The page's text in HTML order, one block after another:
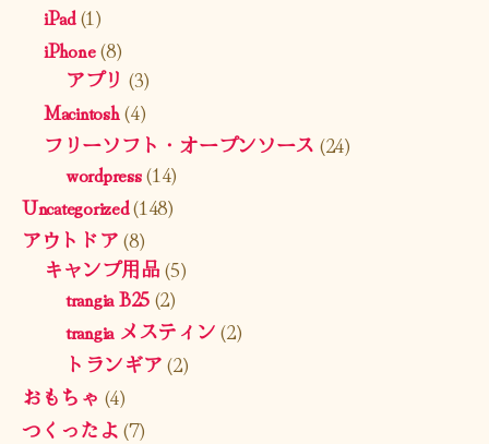
iPad(1)
iPhone(8)
アプリ (3)
Macintosh(4)
フリーソフト・オープンソース (24)
wordpress(14)
Uncategorized(148)
アウトドア(8)
キャンプ用品(5)
trangia B25(2)
trangia メスティン(2)
トランギア(2)
おもちゃ (4)
つくったよ(7)